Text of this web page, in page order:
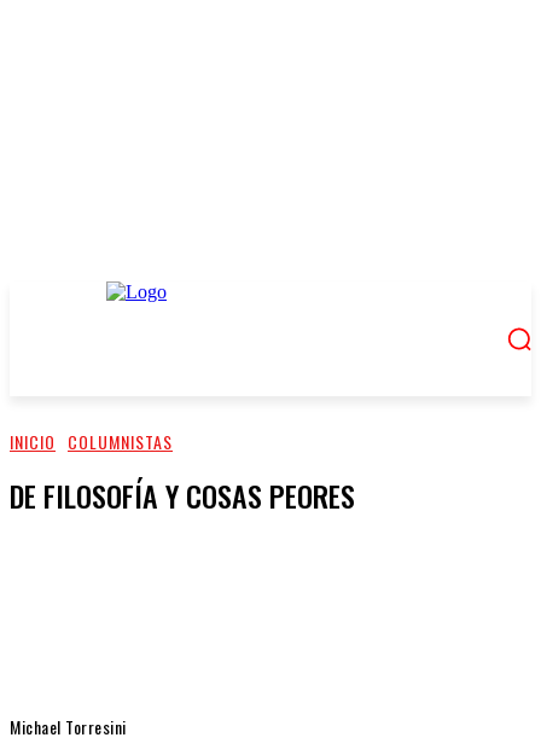
INICIO COLUMNISTAS
DE FILOSOFÍA Y COSAS PEORES
Michael Torresini